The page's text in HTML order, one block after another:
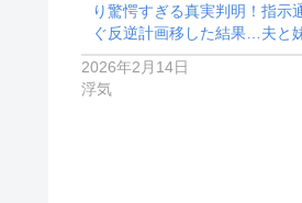
り驚愕すぎる真実判明！指示
ぐ反逆計画移した結果…夫と
2026年2月14日
浮気